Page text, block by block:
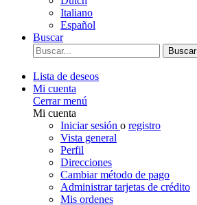
Italiano
Español
Buscar
Buscar
Lista de deseos
Mi cuenta
Cerrar menú
Mi cuenta
Iniciar sesión o registro
Vista general
Perfil
Direcciones
Cambiar método de pago
Administrar tarjetas de crédito
Mis ordenes